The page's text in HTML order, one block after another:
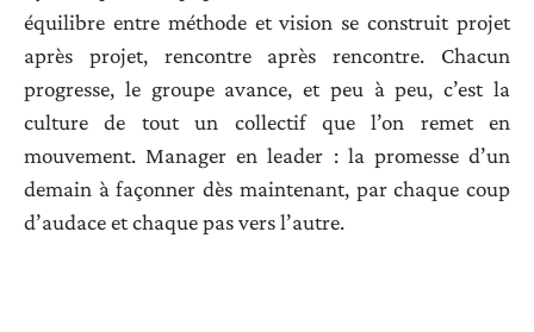
équilibre entre méthode et vision se construit projet
après projet, rencontre après rencontre. Chacun
progresse, le groupe avance, et peu à peu, c’est la
culture de tout un collectif que l’on remet en
mouvement. Manager en leader : la promesse d’un
demain à façonner dès maintenant, par chaque coup
d’audace et chaque pas vers l’autre.